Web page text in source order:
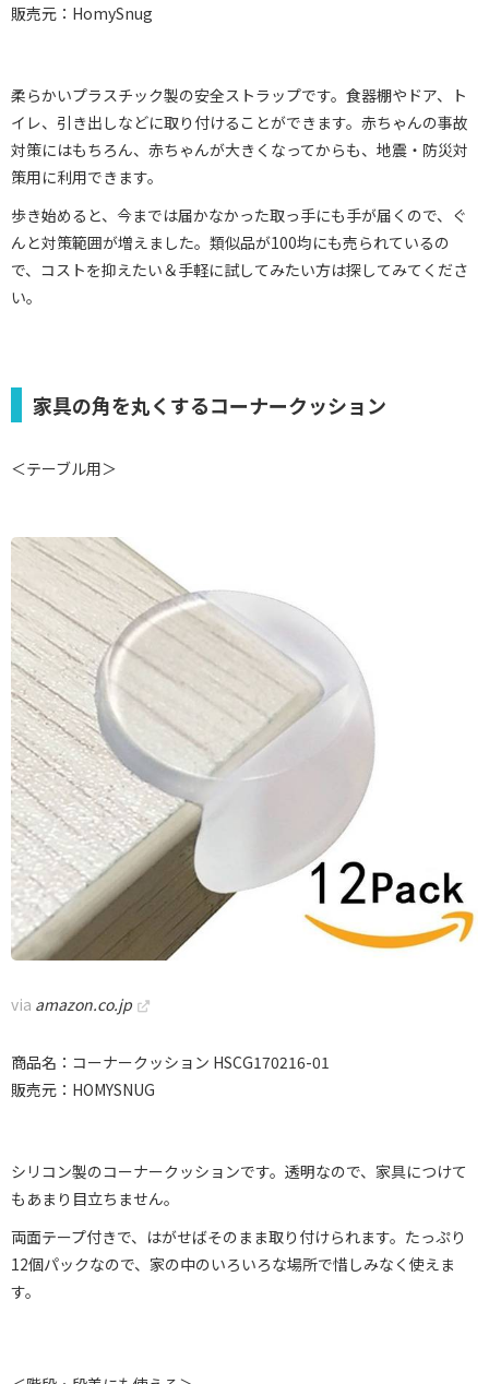
販売元：HomySnug
柔らかいプラスチック製の安全ストラップです。食器棚やドア、ト
イレ、引き出しなどに取り付けることができます。赤ちゃんの事故
対策にはもちろん、赤ちゃんが大きくなってからも、地震・防災対
策用に利用できます。
歩き始めると、今までは届かなかった取っ手にも手が届くので、ぐ
んと対策範囲が増えました。類似品が100均にも売られているの
で、コストを抑えたい＆手軽に試してみたい方は探してみてくださ
い。
家具の角を丸くするコーナークッション
＜テーブル用＞
via amazon.co.jp
商品名：コーナークッション HSCG170216-01
販売元：HOMYSNUG
シリコン製のコーナークッションです。透明なので、家具につけて
もあまり目立ちません。
両面テープ付きで、はがせばそのまま取り付けられます。たっぷり
12個パックなので、家の中のいろいろな場所で惜しみなく使えま
す。